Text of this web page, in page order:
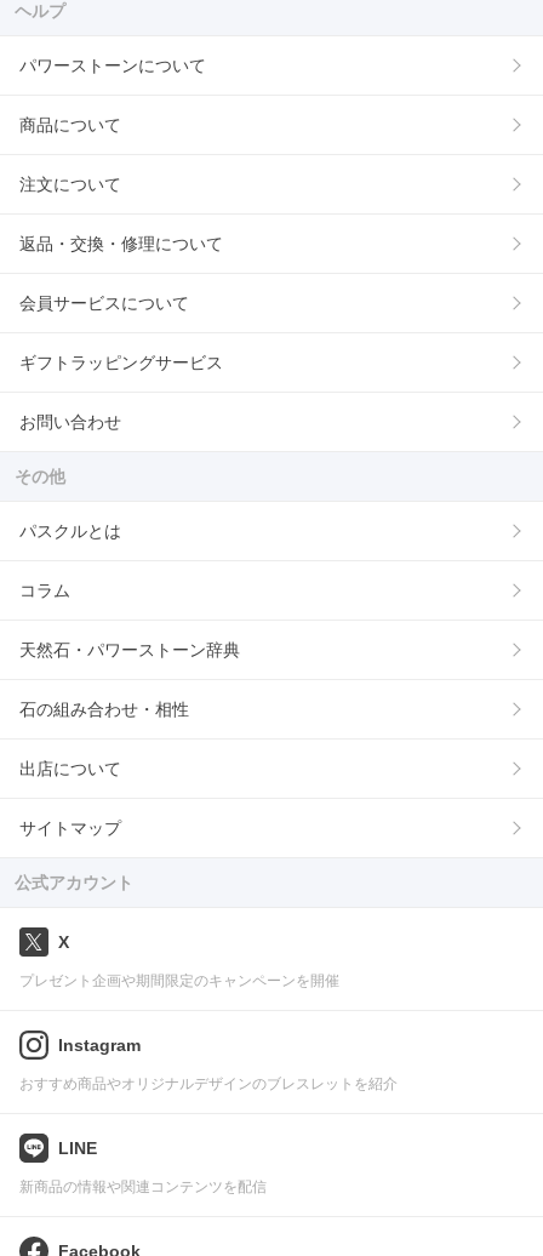
ヘルプ
パワーストーンについて
商品について
注文について
返品・交換・修理について
会員サービスについて
ギフトラッピングサービス
お問い合わせ
その他
パスクルとは
コラム
天然石・パワーストーン辞典
石の組み合わせ・相性
出店について
サイトマップ
公式アカウント
X
プレゼント企画や期間限定のキャンペーンを開催
Instagram
おすすめ商品やオリジナルデザインのブレスレットを紹介
LINE
新商品の情報や関連コンテンツを配信
Facebook